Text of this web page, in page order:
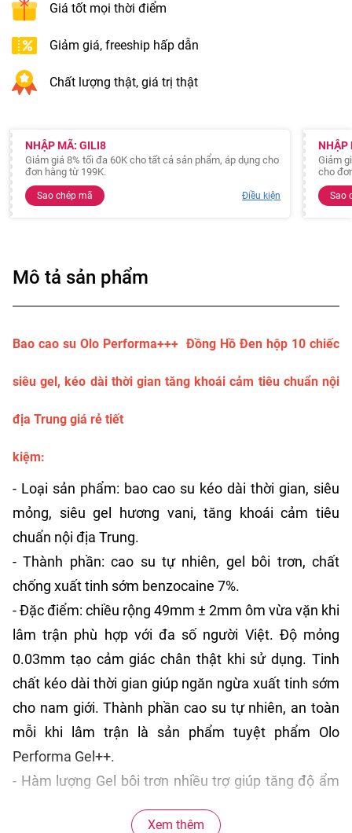
Giá tốt mọi thời điểm
Giảm giá, freeship hấp dẫn
Chất lượng thật, giá trị thật
NHẬP MÃ: GILI8
Giảm giá 8% tối đa 60K cho tất cả sản phẩm, áp dụng cho
đơn hàng từ 199K.
Sao chép mã Điều kiện
NHẬP
Giảm
cho
Sao
Mô tả sản phẩm
Bao cao su Olo Performa+++ Đồng Hồ Đen hộp 10 chiếc
siêu gel, kéo dài thời gian tăng khoái cảm tiêu chuẩn nội
địa Trung giá rẻ tiết
kiệm:
- Loại sản phẩm: bao cao su kéo dài thời gian, siêu
mỏng, siêu gel hương vani, tăng khoái cảm tiêu
chuẩn nội địa Trung.
- Thành phần: cao su tự nhiên, gel bôi trơn, chất
chống xuất tinh sớm benzocaine 7%.
- Đặc điểm: chiều rộng 49mm ± 2mm ôm vừa vặn khi
lâm trận phù hợp với đa số người Việt. Độ mỏng
0.03mm tạo cảm giác chân thật khi sử dụng. Tinh
chất kéo dài thời gian giúp ngăn ngừa xuất tinh sớm
cho nam giới. Thành phần cao su tự nhiên, an toàn
mỗi khi lâm trận là sản phẩm tuyệt phẩm Olo
Performa Gel++.
- Hàm lượng Gel bôi trơn nhiều trợ giúp tăng độ ẩm
dàng, trơn mượt, chấm dứt tình trạng khô hạn khi
Xem thêm